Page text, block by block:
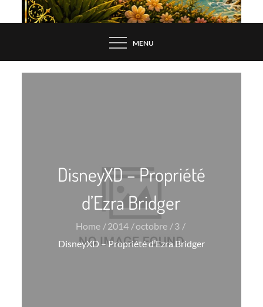
MENU
DisneyXD – Propriété
d’Ezra Bridger
Home 2014 octobre
3
DisneyXD – Propriété d’Ezra Bridger